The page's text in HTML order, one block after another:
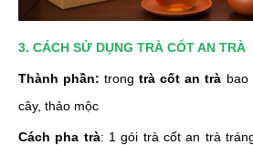
3. CÁCH SỬ DỤNG TRÀ CỐT AN TRÀ
Thành phần: trong trà cốt an trà bao
cây, thảo mộc
Cách pha trà: 1 gói trà cốt an trà